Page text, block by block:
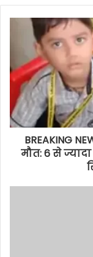
BREAKING
मौत: 6 से